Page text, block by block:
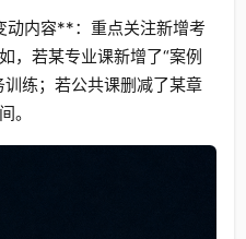
动内容**：重点关注新增考
，若某专业课新增了“案例
练；若公共课删减了某章
。